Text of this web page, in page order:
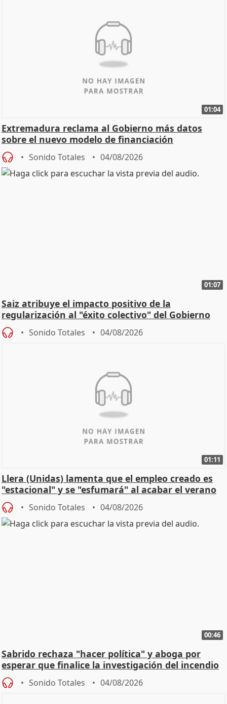
01:04
Extremadura reclama al Gobierno más datos
sobre el nuevo modelo de financiación
Sonido Totales 04/08/2026
01:07
Saiz atribuye el impacto positivo de la
regularización al "éxito colectivo" del Gobierno
Sonido Totales 04/08/2026
01:11
Llera (Unidas) lamenta que el empleo creado es
"estacional" y se "esfumará" al acabar el verano
Sonido Totales 04/08/2026
00:46
Sabrido rechaza "hacer política" y aboga por
esperar que finalice la investigación del incendio
Sonido Totales 04/08/2026